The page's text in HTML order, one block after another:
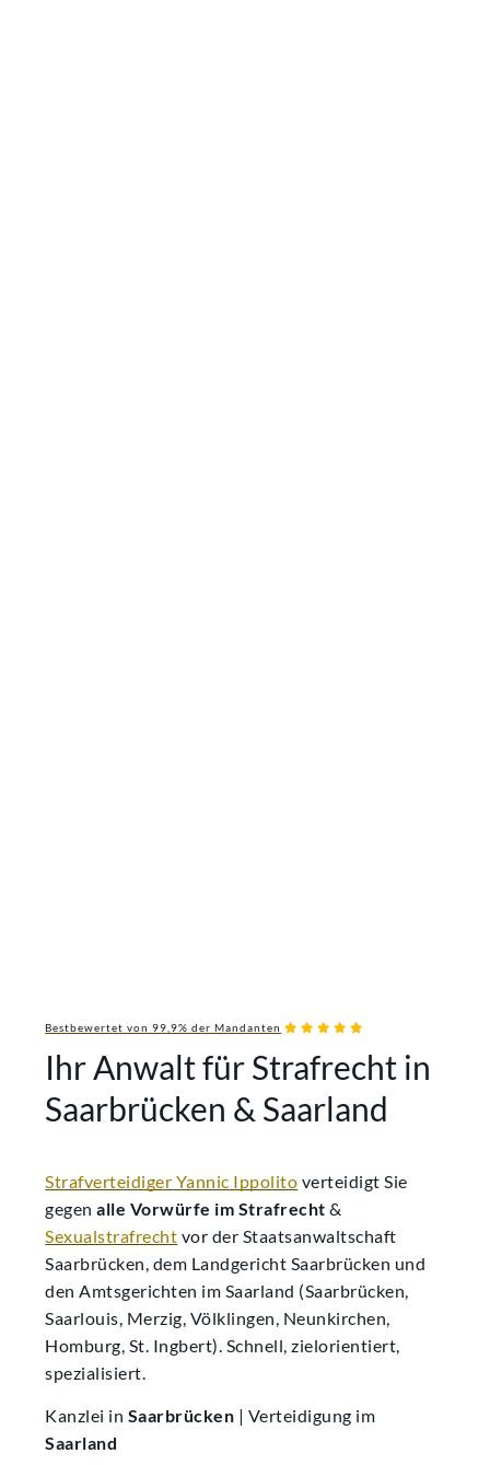
Bestbewertet von 99,9% der Mandanten
Ihr Anwalt für Strafrecht in
Saarbrücken & Saarland
Strafverteidiger Yannic Ippolito verteidigt Sie
gegenalle Vorwürfe im Strafrecht&
Sexualstrafrecht vor der Staatsanwaltschaft
Saarbrücken, dem Landgericht Saarbrücken und
den Amtsgerichten im Saarland (Saarbrücken,
Saarlouis, Merzig, Völklingen, Neunkirchen,
Homburg, St. Ingbert). Schnell, zielorientiert,
spezialisiert.
Kanzlei in Saarbrücken | Verteidigung im
Saarland